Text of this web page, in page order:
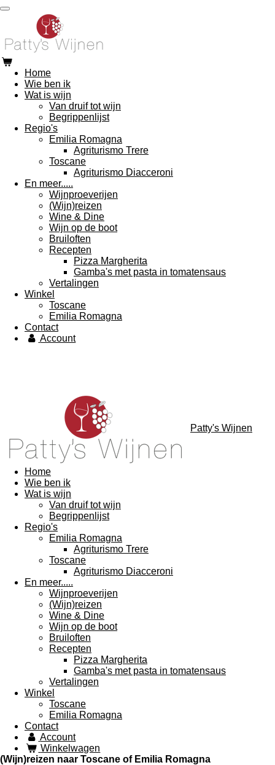
Ga
de
hoofdinhoud
Home
Wie ben ik
Wat is wijn
Van druif tot wijn
Begrippenlijst
Regio's
Emilia Romagna
Agriturismo Trere
Toscane
Agriturismo Diacceroni
En meer.....
Wijnproeverijen
(Wijn)reizen
Wine & Dine
Wijn op de boot
Bruiloften
Recepten
Pizza Margherita
Gamba's met pasta in tomatensaus
Vertalingen
Winkel
Toscane
Emilia Romagna
Contact
Account
Patty's Wijnen
Home
Wie ben ik
Wat is wijn
Van druif tot wijn
Begrippenlijst
Regio's
Emilia Romagna
Agriturismo Trere
Toscane
Agriturismo Diacceroni
En meer.....
Wijnproeverijen
(Wijn)reizen
Wine & Dine
Wijn op de boot
Bruiloften
Recepten
Pizza Margherita
Gamba's met pasta in tomatensaus
Vertalingen
Winkel
Toscane
Emilia Romagna
Contact
Account
Winkelwagen
(Wijn)reizen naar Toscane of Emilia Romagna